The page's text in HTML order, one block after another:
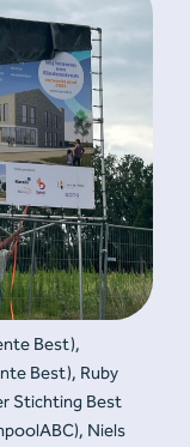
Best),
Best), Ruby
Stichting Best
Niels